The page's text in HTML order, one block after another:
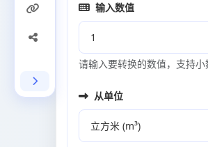
输入数值
请输入要转换的数值，支持
从单位